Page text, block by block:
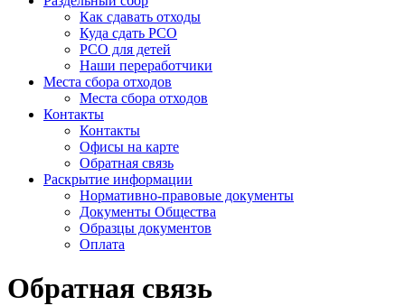
Как сдавать отходы
Куда сдать РСО
РСО для детей
Наши переработчики
Места сбора отходов
Места сбора отходов
Контакты
Контакты
Офисы на карте
Обратная связь
Раскрытие информации
Нормативно-правовые документы
Документы Общества
Образцы документов
Оплата
Обратная связь